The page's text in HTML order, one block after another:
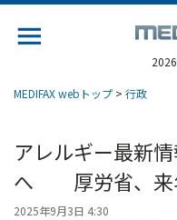
MEDIFAX webトップ > 行政
アレルギー最新
へ 厚労省、来
2025年9月3日 4:30